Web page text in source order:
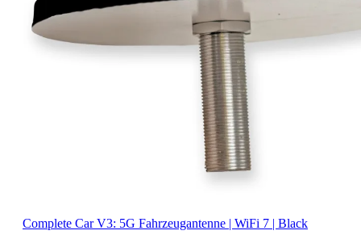
Complete Car V3: 5G Fahrzeugantenne | WiFi 7 | Black